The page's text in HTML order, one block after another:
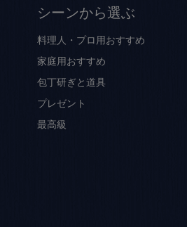
シーンから選ぶ
料理人・プロ用おすすめ
家庭用おすすめ
包丁研ぎと道具
プレゼント
最高級